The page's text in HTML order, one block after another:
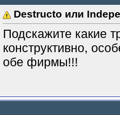
Destructo или
Подскажите какие
конструктивно,
обе фирмы!!!